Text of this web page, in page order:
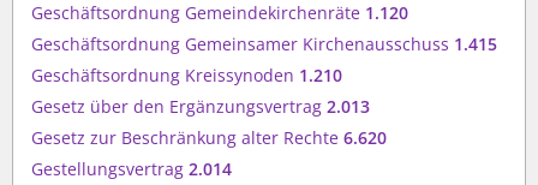
Geschäftsordnung Gemeindekirchenräte 1.120
Geschäftsordnung Gemeinsamer Kirchenausschuss 1.415
Geschäftsordnung Kreissynoden 1.210
Gesetz über den Ergänzungsvertrag 2.013
Gesetz zur Beschränkung alter Rechte 6.620
Gestellungsvertrag 2.014